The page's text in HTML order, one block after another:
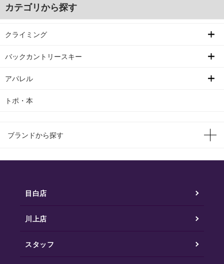
カテゴリから探す
クライミング
バックカントリースキー
アパレル
トポ・本
ブランドから探す
目白店
川上店
スタッフ